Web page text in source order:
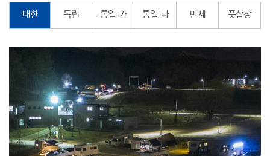
대한 독립 통일-가 통일-나 만세 풋살장